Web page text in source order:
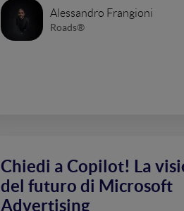
Alessandro Frangioni
Roads®
Chiedi a Copilot! La
del futuro di Microsoft
Advertising